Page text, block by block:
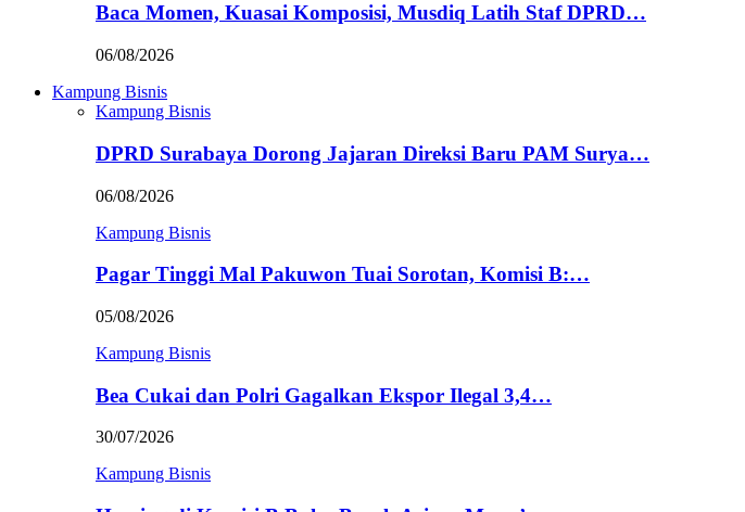
Baca Momen, Kuasai Komposisi, Musdiq Latih Staf DPRD…
06/08/2026
Kampung Bisnis
Kampung Bisnis
DPRD Surabaya Dorong Jajaran Direksi Baru PAM Surya…
06/08/2026
Kampung Bisnis
Pagar Tinggi Mal Pakuwon Tuai Sorotan, Komisi B:…
05/08/2026
Kampung Bisnis
Bea Cukai dan Polri Gagalkan Ekspor Ilegal 3,4…
30/07/2026
Kampung Bisnis